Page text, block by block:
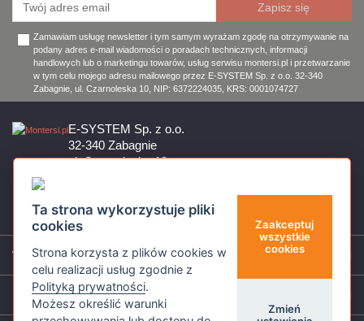
Zamawiam usługę newsletter i tym samym wyrażam zgodę na otrzymywanie na
podany adres e-mail wiadomości o poradach technicznych, informacji
handlowych lub o marketingu towarów, usług serwisu montersi.pl i przetwarzanie
w tym celu mojego adresu mailowego przez E-SYSTEM Sp. z o.o. 32-340
Zabagnie, ul. Czarnoleska 10, NIP: 6372224035, KRS: 0001074727
E-SYSTEM Sp. z o.o.
32-340 Zabagnie
ul. Czarnoleska 10
sklep@montersi.pl
Wsparcie
Informacje
Ta strona wykorzystuje pliki
cookies
Strona korzysta z plików cookies w
celu realizacji usług zgodnie z
Polityką prywatności.
Możesz określić warunki
Zaakceptuj
wszystkie
cookies
Zmień